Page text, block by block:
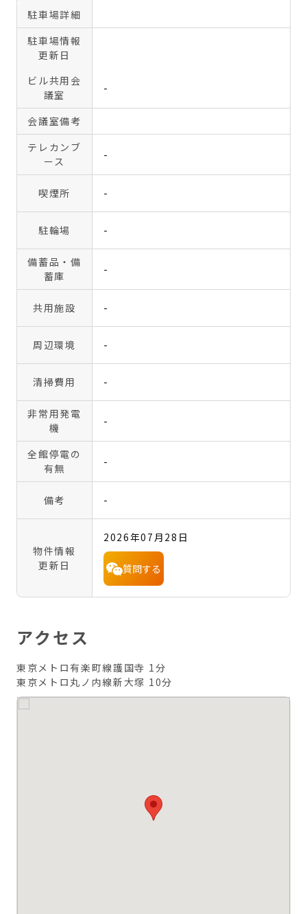
駐車場詳細
駐車場情報
更新日
ビル共用会
議室
-
会議室備考
テレカンブ
ース
-
喫煙所 -
駐輪場 -
備蓄品・備
蓄庫
-
共用施設 -
周辺環境 -
清掃費用 -
非常用発電
機
-
全館停電の
有無
-
備考 -
物件情報
更新日
2026年07月28日
質問する
アクセス
東京メトロ有楽町線護国寺 1分
東京メトロ丸ノ内線新大塚 10分